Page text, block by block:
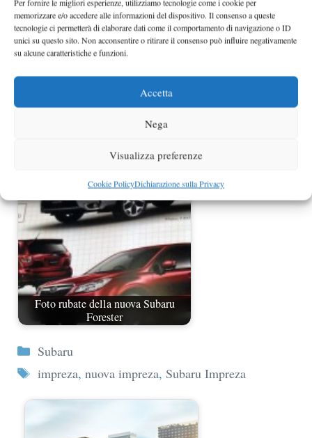
Per fornire le migliori esperienze, utilizziamo tecnologie come i cookie per
memorizzare e/o accedere alle informazioni del dispositivo. Il consenso a queste
tecnologie ci permetterà di elaborare dati come il comportamento di navigazione o ID
unici su questo sito. Non acconsentire o ritirare il consenso può influire negativamente
su alcune caratteristiche e funzioni.
Accetta
Nega
Visualizza preferenze
Cookie PolicyDichiarazione sulla Privacy
Subaru Impreza WRX Sti 2011
Foto rubate della nuova Subaru
Forester
Categorie
Subaru
Tag
impreza, nuova impreza, Subaru Impreza